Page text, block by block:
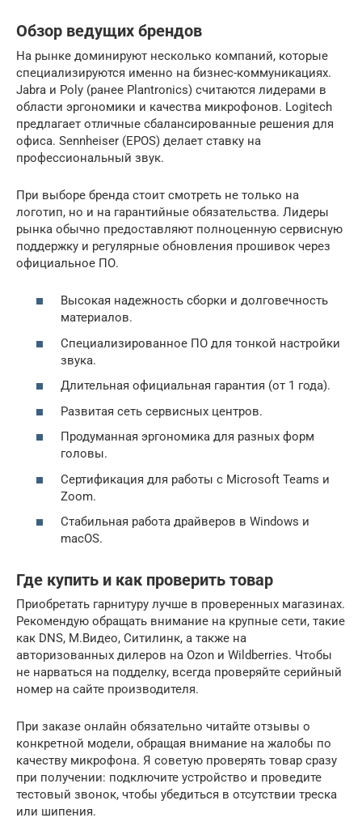
Обзор ведущих брендов
На рынке доминируют несколько компаний, которые
специализируются именно на бизнес-коммуникациях.
Jabra и Poly (ранее Plantronics) считаются лидерами в
области эргономики и качества микрофонов. Logitech
предлагает отличные сбалансированные решения для
офиса. Sennheiser (EPOS) делает ставку на
профессиональный звук.
При выборе бренда стоит смотреть не только на
логотип, но и на гарантийные обязательства. Лидеры
рынка обычно предоставляют полноценную сервисную
поддержку и регулярные обновления прошивок через
официальное ПО.
Высокая надежность сборки и долговечность
материалов.
Специализированное ПО для тонкой настройки
звука.
Длительная официальная гарантия (от 1 года).
Развитая сеть сервисных центров.
Продуманная эргономика для разных форм
головы.
Сертификация для работы с Microsoft Teams и
Zoom.
Стабильная работа драйверов в Windows и
macOS.
Где купить и как проверить товар
Приобретать гарнитуру лучше в проверенных магазинах.
Рекомендую обращать внимание на крупные сети, такие
как DNS, М.Видео, Ситилинк, а также на
авторизованных дилеров на Ozon и Wildberries. Чтобы
не нарваться на подделку, всегда проверяйте серийный
номер на сайте производителя.
При заказе онлайн обязательно читайте отзывы о
конкретной модели, обращая внимание на жалобы по
качеству микрофона. Я советую проверять товар сразу
при получении: подключите устройство и проведите
тестовый звонок, чтобы убедиться в отсутствии треска
или шипения.